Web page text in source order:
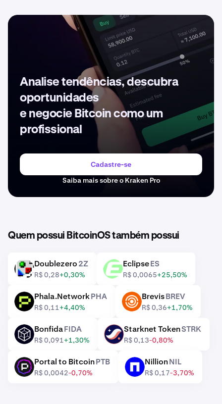
Analise tendências, descubra
oportunidades
e negocie Bitcoin como um
profissional
Cadastre-se
Saiba mais sobre o Kraken Pro
Quem possui BitcoinOS também possui
2Z Doublezero2Z
R$ 0,28+0,30%
ES EclipseES
R$ 0,0065+25,50%
PHA Phala.NetworkPHA
R$ 0,11+4,40%
BREV BrevisBREV
R$ 0,36+1,70%
FIDA BonfidaFIDA
R$ 0,091+1,30%
STRK Starknet TokenSTRK
R$ 0,13-0,80%
PTB Portal to BitcoinPTB
R$ 0,0042-0,70%
NillionNIL
R$ 0,17-3,70%